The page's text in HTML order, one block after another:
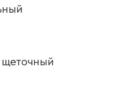
щеточный